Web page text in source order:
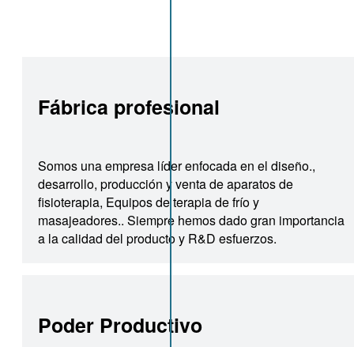
Fábrica profesional
Somos una empresa líder enfocada en el diseño.,
desarrollo, producción y venta de aparatos de
fisioterapia, Equipos de terapia de frío y
masajeadores.. Siempre hemos dado gran importancia
a la calidad del producto y R&D esfuerzos.
Poder Productivo